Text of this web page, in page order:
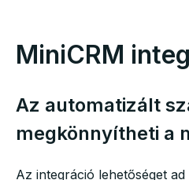
MiniCRM
Az automatizált
megkönnyítheti a
Az integráció lehetőséget